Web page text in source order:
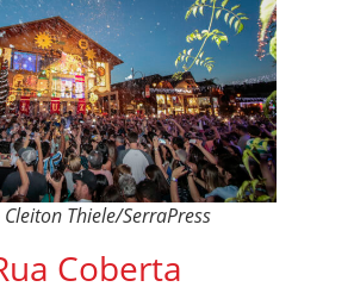
Thiele/SerraPress
Coberta